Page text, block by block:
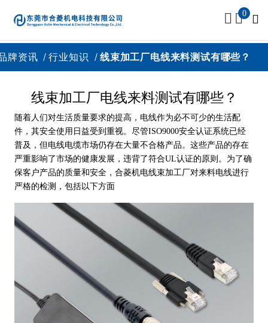
0
牌资讯 行业知识 线束加工厂电线来料测试有哪些？
线束加工厂电线来料测试有哪些？
随着人们对生活质量要求的提高，电线作为必不可少的生活配
件，其安全使用日益受到重视。尽管ISO9000安全认证系统已经
普及，但电线电缆市场仍存在大量不合格产品。这些产品的存在
严重影响了市场的健康发展，违背了符合UL认证的原则。为了确
保客户产品的质量和安全，合菱机电线束加工厂对来料电线进行
严格的检测，包括以下方面